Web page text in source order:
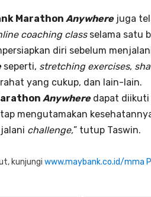
Marathon Anywherejuga
coaching classselama satu
diri sebelum
seperti, stretching exercises,
yang cukup, dan lain-lain.
Anywheredapat diikuti
mengutamakan
challenge,” tutup Taswin.
kunjungi www.maybank.co.id/mma